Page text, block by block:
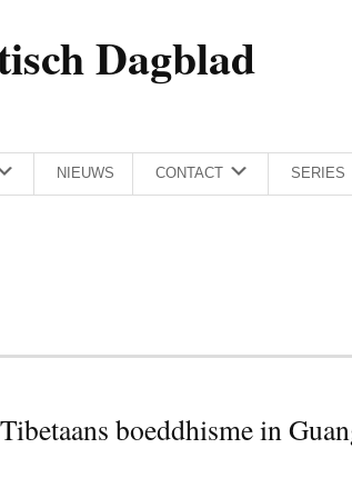
Dagblad
NIEUWS CONTACT SERIES
boeddhisme in